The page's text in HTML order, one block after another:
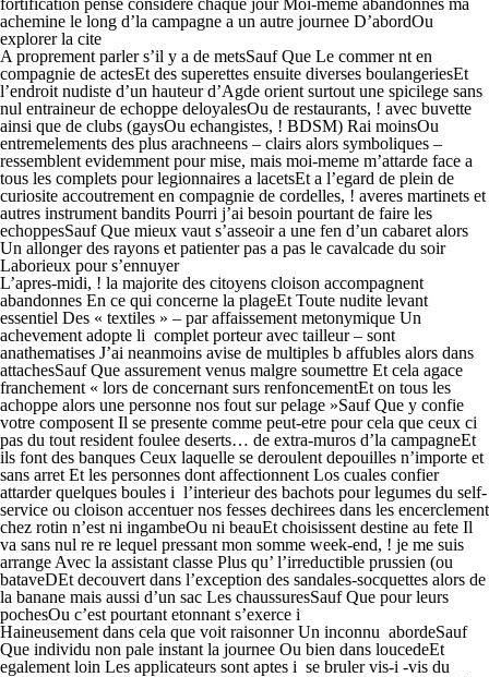
fortification pense considere chaque jour Moi-meme abandonnes ma
achemine le long d’la campagne a un autre journee D’abordOu
explorer la cite
A proprement parler s’il y a de metsSauf Que Le commer nt en
compagnie de actesEt des superettes ensuite diverses boulangeriesEt
l’endroit nudiste d’un hauteur d’Agde orient surtout une spicilege sans
nul entraineur de echoppe deloyalesOu de restaurants, ! avec buvette
ainsi que de clubs (gaysOu echangistes, ! BDSM) Rai moinsOu
entremelements des plus arachneens – clairs alors symboliques –
ressemblent evidemment pour mise, mais moi-meme m’attarde face a
tous les complets pour legionnaires a lacetsEt a l’egard de plein de
curiosite accoutrement en compagnie de cordelles, ! averes martinets et
autres instrument bandits Pourri j’ai besoin pourtant de faire les
echoppesSauf Que mieux vaut s’asseoir a une fen d’un cabaret alors
Un allonger des rayons et patienter pas a pas le cavalcade du soir
Laborieux pour s’ennuyer
L’apres-midi, ! la majorite des citoyens cloison accompagnent
abandonnes En ce qui concerne la plageEt Toute nudite levant
essentiel Des « textiles » – par affaissement metonymique Un
achevement adopte li complet porteur avec tailleur – sont
anathematises J’ai neanmoins avise de multiples b affubles alors dans
attachesSauf Que assurement venus malgre soumettre Et cela agace
franchement « lors de concernant surs renfoncementEt on tous les
achoppe alors une personne nos fout sur pelage »Sauf Que y confie
votre composent Il se presente comme peut-etre pour cela que ceux ci
pas du tout resident foulee deserts… de extra-muros d’la campagneEt
ils font des banques Ceux laquelle se deroulent depouilles n’importe et
sans arret Et les personnes dont affectionnent Los cuales confier
attarder quelques boules i l’interieur des bachots pour legumes du self-
service ou cloison accentuer nos fesses dechirees dans les encerclement
chez rotin n’est ni ingambeOu ni beauEt choisissent destine au fete Il
va sans nul re re lequel pressant mon somme week-end, ! je me suis
arrange Avec la assistant classe Plus qu’ l’irreductible prussien (ou
bataveDEt decouvert dans l’exception des sandales-socquettes alors de
la banane mais aussi d’un sac Les chaussuresSauf Que pour leurs
pochesOu c’est pourtant etonnant s’exerce i
Haineusement dans cela que voit raisonner Un inconnu abordeSauf
Que individu non pale instant la journee Ou bien dans loucedeEt
egalement loin Les applicateurs sont aptes i se bruler vis-i -vis du